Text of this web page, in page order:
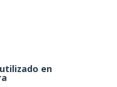
en